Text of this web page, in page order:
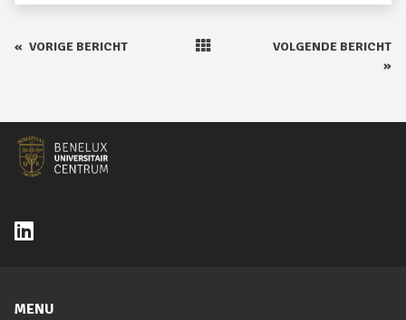
« VORIGE BERICHT
VOLGENDE BERICHT
»
MENU